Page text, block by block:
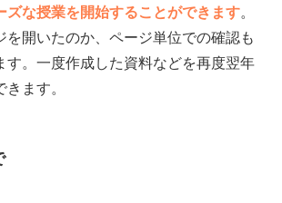
ズな授業を開始することができます。
を開いたのか、ページ単位での確認も
す。一度作成した資料などを再度翌年
ます。